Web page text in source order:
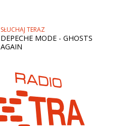
SŁUCHAJ TERAZ
DEPECHE MODE - GHOSTS
AGAIN